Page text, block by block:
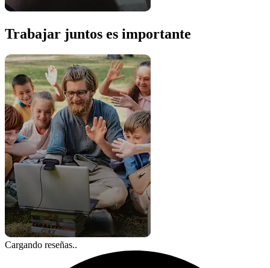
Trabajar juntos es importante
Cargando reseñas..